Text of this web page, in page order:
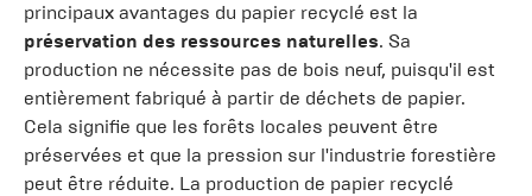
principaux avantages du papier recyclé est la
préservation des ressources naturelles. Sa
production ne nécessite pas de bois neuf, puisqu'il est
entièrement fabriqué à partir de déchets de papier.
Cela signifie que les forêts locales peuvent être
préservées et que la pression sur l'industrie forestière
peut être réduite. La production de papier recyclé